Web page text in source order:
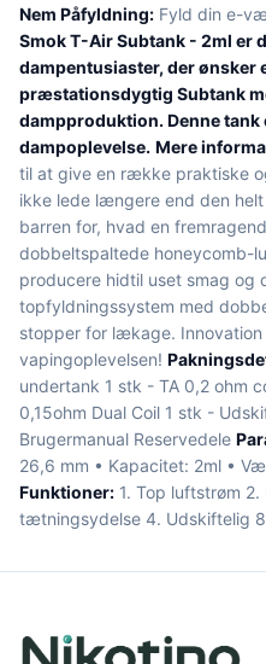
Nem Påfyldning: Fyld din e-
Smok T-Air Subtank - 2ml er
dampentusiaster, der ønsker
præstationsdygtig Subtank
dampproduktion. Denne tank
dampoplevelse. Mere
til at give en række praktiske
ikke lede længere end den
barren for, hvad en
dobbeltspaltede honeycomb-
producere hidtil uset smag og
topfyldningssystem med
stopper for lækage.
vapingoplevelsen!
undertank 1 stk - TA 0,2 ohm
0,15ohm Dual Coil 1 stk -
Brugermanual Reservedele
26,6 mm • Kapacitet: 2ml •
Funktioner: 1. Top luftstrøm
tætningsydelse 4. Udskiftelig